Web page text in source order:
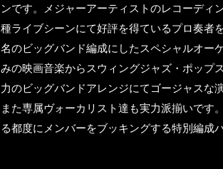
ンです。メジャーアーティストのレコーディ
種ライブシーンにて好評を得ているプロ奏者
名のビッグバンド編成にしたスペシャルオー
みの映画音楽からスウィングジャズ・ポップ
力のビッグバンドアレンジにてゴージャスな
また専属ヴォーカリスト達も実力派揃いです
る都度にメンバーをブッキングする特別編成